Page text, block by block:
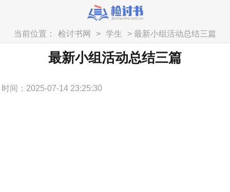
当前位置： 检讨书网 > 学生 > 最新小组活动总结三篇
最新小组活动总结三篇
时间：2025-07-14 23:25:30